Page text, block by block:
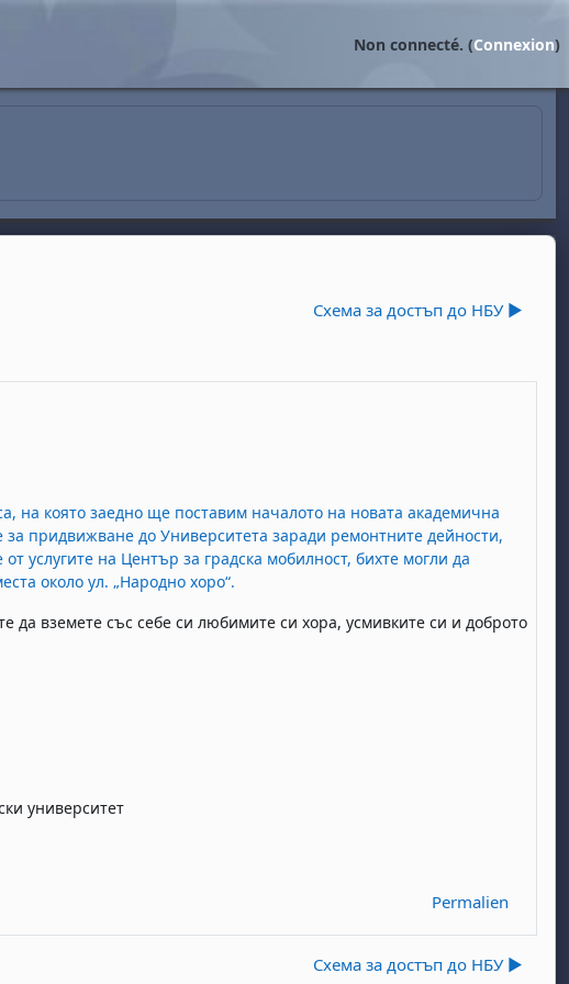
Non connecté. (Connexion)
Схема за достъп до НБУ ▶︎
на която заедно ще поставим началото на новата академична
придвижване до Университета заради ремонтните дейности,
услугите на Център за градска мобилност, бихте могли да
около ул. „Народно хоро“.
да вземете със себе си любимите си хора, усмивките си и доброто
университет
Permalien
Схема за достъп до НБУ ▶︎